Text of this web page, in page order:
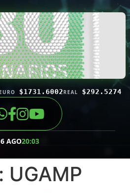
EURO $1731.6002REAL $292.5274
6 AGO20:03
UGAMP